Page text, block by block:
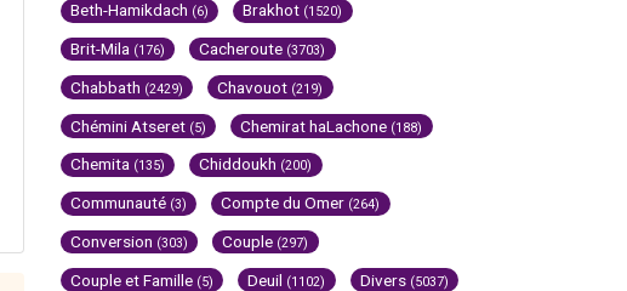
Beth-Hamikdach (6) Brakhot (1520)
Brit-Mila (176) Cacheroute (3703)
Chabbath (2429) Chavouot (219)
Chémini Atseret (5) Chemirat haLachone (188)
Chemita (135) Chiddoukh (200)
Communauté (3) Compte du Omer (264)
Conversion (303) Couple (297)
Couple et Famille (5) Deuil (1102) Divers (5037)